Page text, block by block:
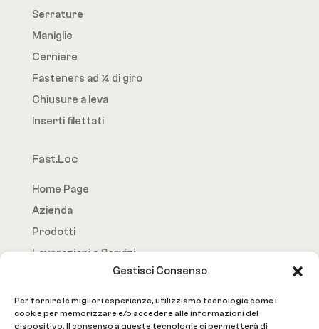
Gestisci Consenso
Per fornire le migliori esperienze, utilizziamo tecnologie come i
cookie per memorizzare e/o accedere alle informazioni del
dispositivo. Il consenso a queste tecnologie ci permetterà di
Serrature
Maniglie
Cerniere
Fasteners ad ¼ di giro
Chiusure a leva
Inserti filettati
Fast.Loc
Home Page
Azienda
Prodotti
Lavorazioni e Servizi
Social